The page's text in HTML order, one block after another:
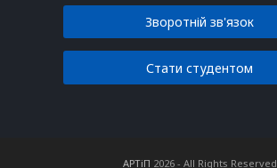
Зворотній зв'язок
Стати студентом
АРТіП 2026 - All Rights Reserved